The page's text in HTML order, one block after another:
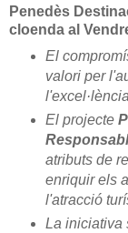
Penedès
cloenda al
El
valori per
El projecte
atributs de
enriquir els
l'atracció
La iniciativa